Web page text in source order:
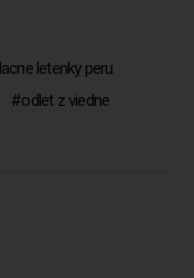
letenky peru
odlet z viedne